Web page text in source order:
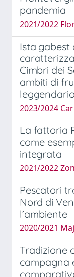
pandemia
2021/2022
Ista gabest
Cimbri dei
ambiti di
leggendario
2023/2024
La fattoria
come
integrata
2021/2022
Pescatori
Nord di
l’ambiente
2020/2021
Tradizione
campagna